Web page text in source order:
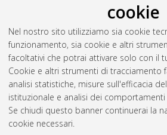
cookie
Nel nostro sito utilizziamo sia cookie
funzionamento, sia cookie e altri
facoltativi che potrai attivare solo con il
Cookie e altri strumenti di tracciamento
analisi statistiche, misure sull'efficacia
istituzionale e analisi dei
Se chiudi questo banner continuerai la
cookie necessari.
Gestione del